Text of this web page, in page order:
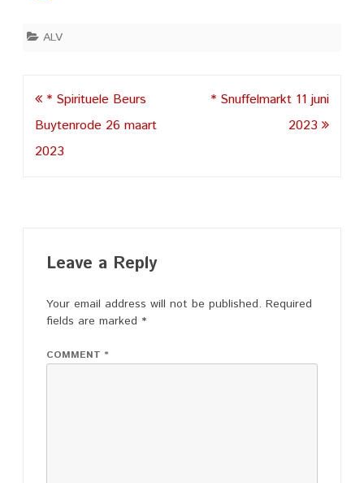
ALV
Post
navigation
* Spirituele Beurs
Buytenrode 26 maart
2023
* Snuffelmarkt 11 juni
2023
Leave a Reply
Your email address will not be published. Required
fields are marked *
COMMENT *